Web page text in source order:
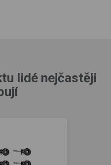
lidé nejčastěji